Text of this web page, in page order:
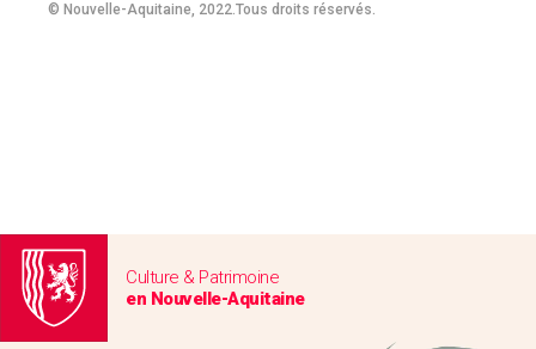
© Nouvelle-Aquitaine, 2022.Tous droits réservés.
Culture & Patrimoine
en Nouvelle-Aquitaine